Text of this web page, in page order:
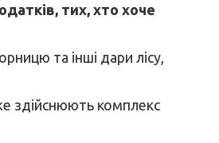
тих, хто хоче
та інші дари лісу,
здійснюють комплекс